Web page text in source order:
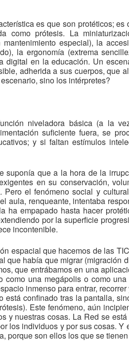
es que son protéticos;
como prótesis. La
especial), la
la ergonomía (extrema
digital en la educación. Un
adherida a sus cuerpos, que
sino los intérpretes?
niveladora básica (a la
suficiente fuera, se
y si faltan estímulos
que a la hora de la
en su conservación,
Pero el fenómeno social y
aula, renqueante, intentaba
empapado hasta hacer
por la superficie
incontenible.
espacial que hacemos de las
que había que migrar (migración
que entrábamos en una
como una megápolis o como
inmenso para entrar,
confinado tras la pantalla,
Este fenómeno, aún
y nuestras cosas. La Red se
los individuos y por sus cosas.
porque son ellos los que se